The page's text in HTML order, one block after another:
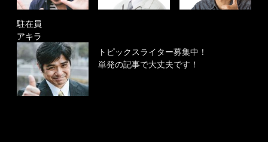
駐在員
アキラ
トピックスライター募集中！
単発の記事で大丈夫です！